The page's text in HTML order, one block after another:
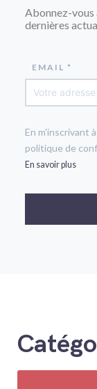
Abonnez-
dernières
EMAIL *
En m'inscrivant
politique de
En savoir plus